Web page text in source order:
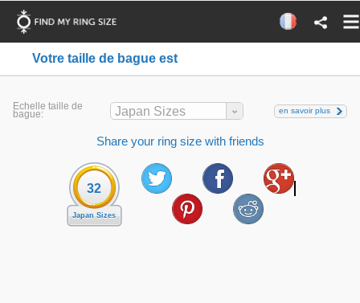
Votre taille de bague est
Echelle taille de
bague: Japan Sizes en savoir plus
Share your ring size with friends
32
Japan Sizes